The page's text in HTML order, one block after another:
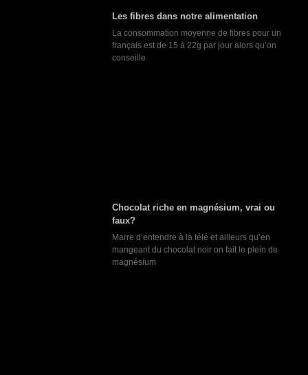
Les fibres dans notre alimentation
La consommation moyenne de fibres pour un
français est de 15 à 22g par jour alors qu’on
conseille
Chocolat riche en magnésium, vrai ou
faux?
Marre d’entendre à la télé et ailleurs qu’en
mangeant du chocolat noir on fait le plein de
magnésium